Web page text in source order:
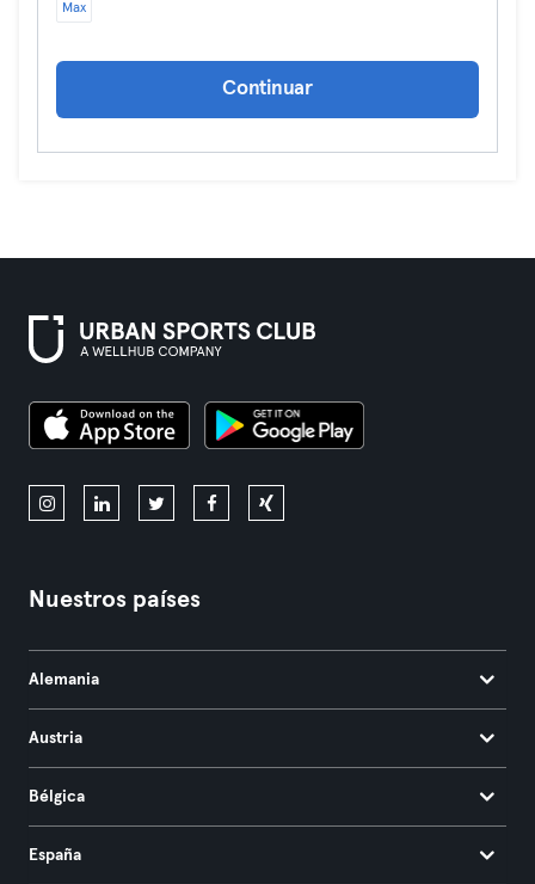
Max
Continuar
Nuestros países
Alemania
Austria
Bélgica
España